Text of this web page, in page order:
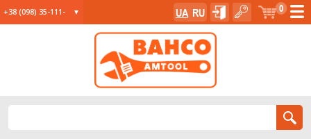
+38 (098) 35-111- 0
UA RU